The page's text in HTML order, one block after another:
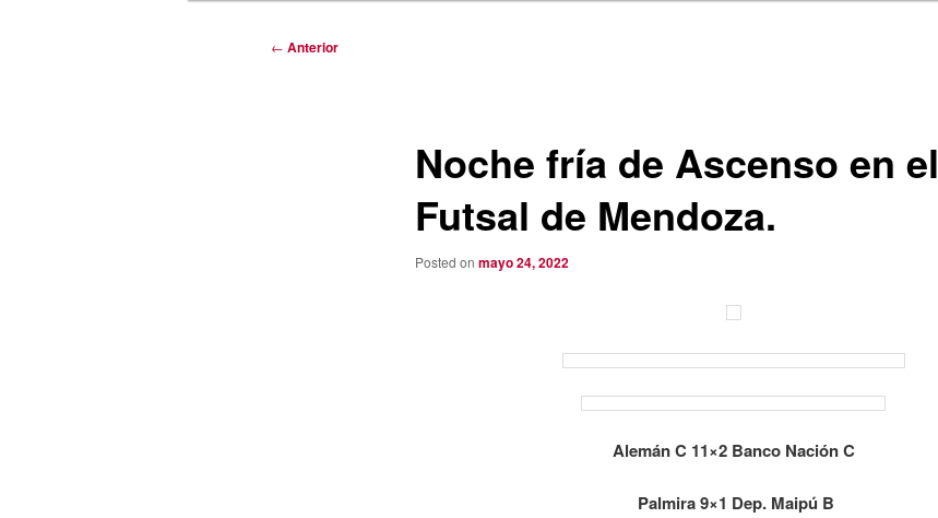
Navegación
← Anterior
Noche fría de Ascenso en el
Futsal de Mendoza.
Posted on mayo 24, 2022
Alemán C 11×2 Banco Nación C
Palmira 9×1 Dep. Maipú B